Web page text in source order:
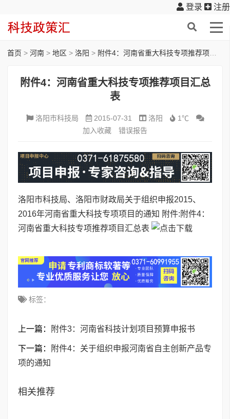
登录 注册
首页 > 河南 > 地区 > 洛阳 > 附件4：河南省重大科技专项推荐项目汇总表
附件4：河南省重大科技专项推荐项目汇总
表
洛阳市科技局 2015-07-31 洛阳
1℃
加入收藏
错误报告
洛阳市科技局、洛阳市财政局关于组织申报2015、
2016年河南省重大科技专项项目的通知 附件: 附件4：
河南省重大科技专项推荐项目汇总表
标签：
上一篇： 附件3：河南省科技计划项目预算申报书
下一篇：
附件4：关于组织申报河南省自主创新产品专
项的通知
相关推荐